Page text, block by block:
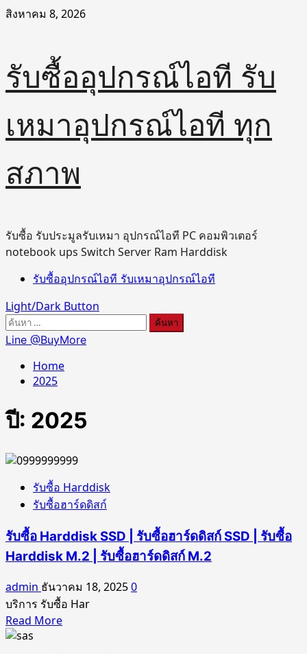
Skip
สิงหาคม 8, 2026
รับซื้ออุปกรณ์ไอที รับ
เหมาอุปกรณ์ไอที ทุก
สภาพ
รับซื้อ รับประมูลรับเหมา อุปกรณ์ไอที PC คอมพิวเตอร์
notebook ups Switch Server Ram Harddisk
Primaryรับซื้ออุปกรณ์ไอที รับเหมาอุปกรณ์ไอที
Light/Dark Button
ค้นหา
สำหรับ:
Line @BuyMore
Home
2025
ปี: 2025
รับซื้อ Harddisk
รับซื้อฮาร์ดดิสก์
รับซื้อ Harddisk SSD | รับซื้อฮาร์ดดิสก์ SSD | รับซื้อ
Harddisk M.2 | รับซื้อฮาร์ดดิสก์ M.2
admin ธันวาคม 18, 20250
บริการ รับซื้อ Har
Read MoreRead